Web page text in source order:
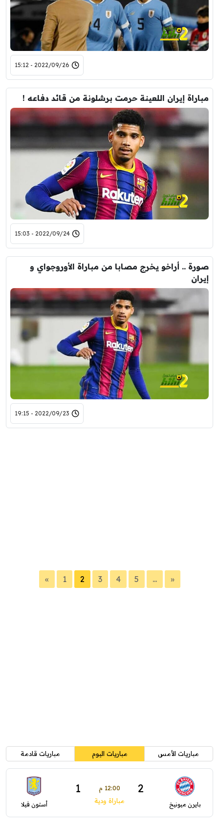
2022/09/26 - 15:12
مباراة إيران اللعينة حرمت برشلونة من قائد دفاعه !
2022/09/24 - 15:03
صورة .. أراخو يخرج مصابا من مباراة الأوروجواي و
إيران
2022/09/23 - 19:15
« 1 2 3 4 5 ... »
مباريات الأمس مباريات اليوم مباريات قادمة
بايرن ميونيخ
2 12:00 م 1
مباراة ودية أستون فيلا